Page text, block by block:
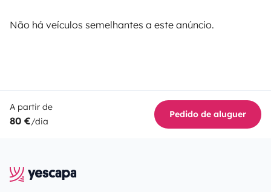
Não há veículos semelhantes a este anúncio.
A partir de
80 €/dia
Pedido de aluguer